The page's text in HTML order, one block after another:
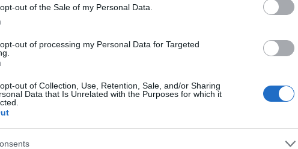
out of the Sale of my Personal Data.
out of processing my Personal Data for Targeted
out of Collection, Use, Retention, Sale, and/or Sharing
Data that Is Unrelated with the Purposes for which it
το crossover της Piaggio, με